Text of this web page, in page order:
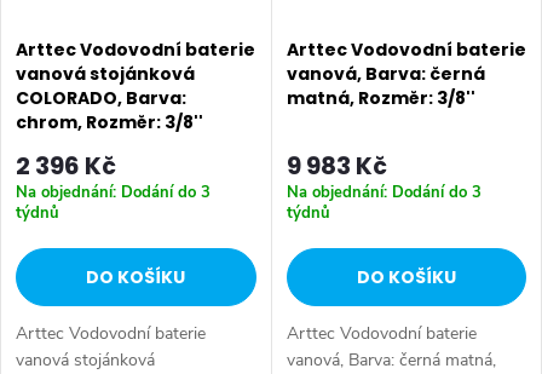
Arttec Vodovodní baterie
vanová stojánková
COLORADO, Barva:
chrom, Rozměr: 3/8''
2 396 Kč
Na objednání: Dodání do 3
týdnů
DO KOŠÍKU
Arttec Vodovodní baterie
vanová stojánková
Arttec Vodovodní baterie
vanová, Barva: černá
matná, Rozměr: 3/8''
9 983 Kč
Na objednání: Dodání do 3
týdnů
DO KOŠÍKU
Arttec Vodovodní baterie
vanová, Barva: černá matná,